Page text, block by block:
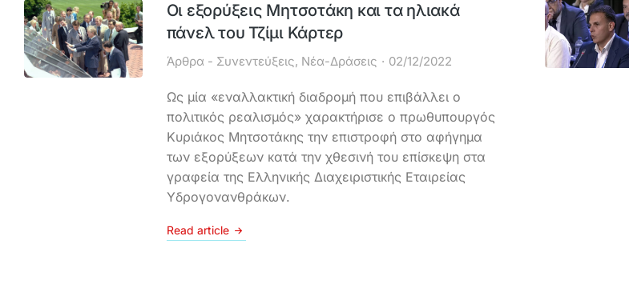
Οι εξορύξεις Μητσοτάκη και τα ηλιακά
πάνελ του Τζίμι Κάρτερ
Άρθρα - Συνεντεύξεις, Νέα-Δράσεις 02/12/2022
Ως μία «εναλλακτική διαδρομή που επιβάλλει ο
πολιτικός ρεαλισμός» χαρακτήρισε ο πρωθυπουργός
Κυριάκος Μητσοτάκης την επιστροφή στο αφήγημα
των εξορύξεων κατά την χθεσινή του επίσκεψη στα
γραφεία της Ελληνικής Διαχειριστικής Εταιρείας
Υδρογονανθράκων.
Read article